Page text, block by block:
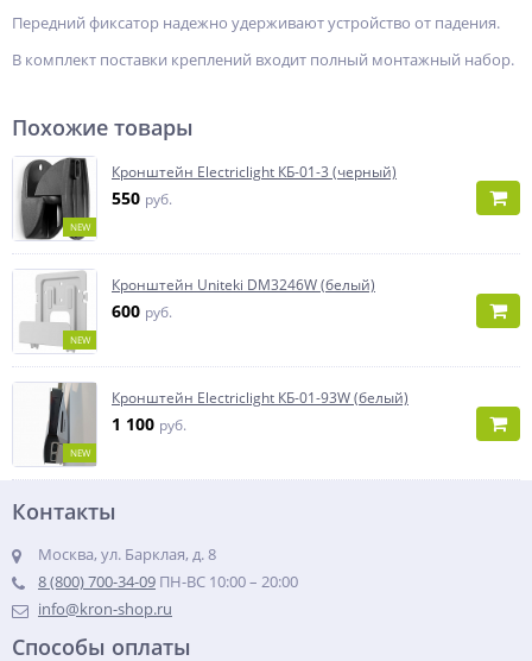
Передний фиксатор надежно удерживают устройство от падения.
В комплект поставки креплений входит полный монтажный набор.
Похожие товары
NEW
Кронштейн Electriclight КБ-01-3 (черный)
550 руб.
NEW
Кронштейн Uniteki DM3246W (белый)
600 руб.
NEW
Кронштейн Electriclight КБ-01-93W (белый)
1 100 руб.
Контакты
Москва, ул. Барклая, д. 8
8 (800) 700-34-09 ПН-ВС 10:00 – 20:00
info@kron-shop.ru
Способы оплаты